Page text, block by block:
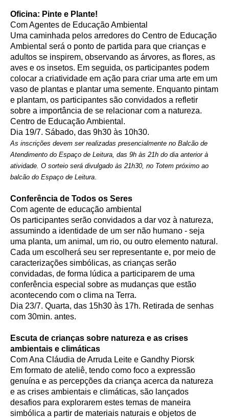
Oficina: Pinte e Plante!
Com Agentes de Educação Ambiental
Uma caminhada pelos arredores do Centro de Educação
Ambiental será o ponto de partida para que crianças e
adultos se inspirem, observando as árvores, as flores, as
aves e os insetos. Em seguida, os participantes podem
colocar a criatividade em ação para criar uma arte em um
vaso de plantas e plantar uma semente. Enquanto pintam
e plantam, os participantes são convidados a refletir
sobre a importância de se relacionar com a natureza.
Centro de Educação Ambiental.
Dia 19/7. Sábado, das 9h30 às 10h30.
As inscrições devem ser realizadas presencialmente no Balcão de
Atendimento do Espaço de Leitura, das 9h às 21h do dia anterior à
atividade. O sorteio será divulgado às 21h30, no Totem próximo ao
balcão do Espaço de Leitura
Conferência de Todos os Seres
Com agente de educação ambiental
Os participantes serão convidados a dar voz à natureza,
assumindo a identidade de um ser não humano - seja
uma planta, um animal, um rio, ou outro elemento natural.
Cada um escolherá seu ser representante e, por meio de
caracterizações simbólicas, as crianças serão
convidadas, de forma lúdica a participarem de uma
conferência especial sobre as mudanças que estão
acontecendo com o clima na Terra.
Dia 23/7. Quarta, das 15h30 às 17h. Retirada de senhas
com 30min. antes.
Escuta de crianças sobre natureza e as crises
ambientais e climáticas
Com Ana Cláudia de Arruda Leite e Gandhy Piorsk
Em formato de ateliê, tendo como foco a expressão
genuína e as percepções da criança acerca da natureza
e as crises ambientais e climáticas, são lançados
desafios para explorarem estes temas de maneira
simbólica a partir de materiais naturais e objetos de